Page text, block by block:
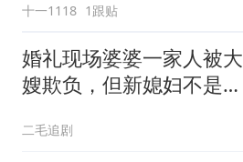
十一1118 1跟贴
婚礼现场婆婆一家人被大
嫂欺负，但新媳妇不是好
二毛追剧